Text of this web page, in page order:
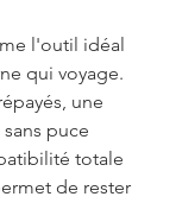
l'outil idéal
qui voyage.
une
puce
totale
de rester